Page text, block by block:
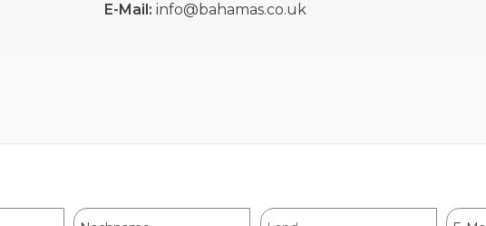
E-Mail: info@bahamas.co.uk
Nachname Land
E-